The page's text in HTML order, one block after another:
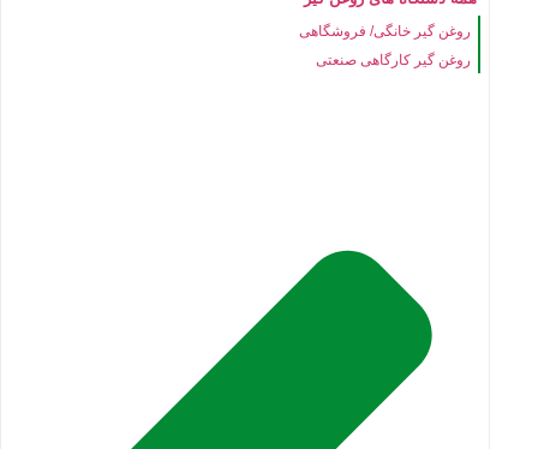
روغن گیر خانگی/ فروشگاهی
روغن گیر کارگاهی صنعتی